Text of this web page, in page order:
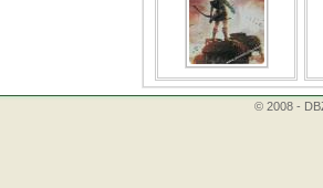
© 2008 -